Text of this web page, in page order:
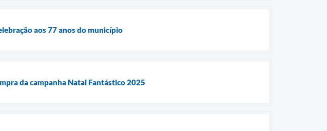
aos 77 anos do município
da campanha Natal Fantástico 2025